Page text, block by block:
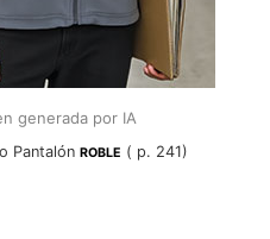
generada por IA
PantalónROBLE ( p. 241)